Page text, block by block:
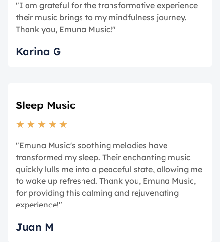
"I am grateful for the transformative experience
their music brings to my mindfulness journey.
Thank you, Emuna Music!"
Karina G
Sleep Music
★ ★ ★ ★ ★
"Emuna Music's soothing melodies have
transformed my sleep. Their enchanting music
quickly lulls me into a peaceful state, allowing me
to wake up refreshed. Thank you, Emuna Music,
for providing this calming and rejuvenating
experience!"
Juan M